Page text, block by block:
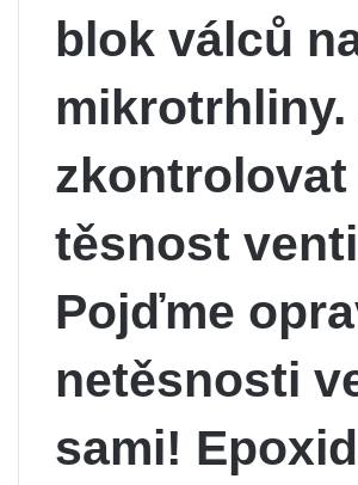
blok válců
mikrotrhliny.
zkontrolovat
těsnost
Pojďme
netěsnosti
sami!